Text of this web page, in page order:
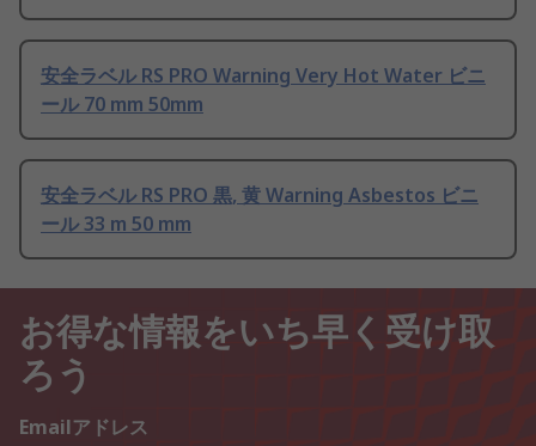
安全ラベル RS PRO Warning Very Hot Water ビニ
ール 70 mm 50mm
安全ラベル RS PRO 黒, 黄 Warning Asbestos ビニ
ール 33 m 50 mm
お得な情報をいち早く受け取
ろう
Emailアドレス